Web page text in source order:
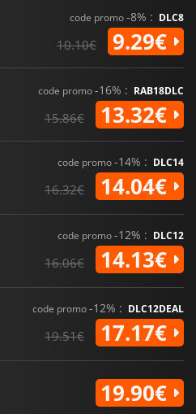
code promo-8% : DLC8
10.10€ 9.29€
code promo-16% : RAB18DLC
15.86€ 13.32€
code promo-14% : DLC14
16.32€ 14.04€
code promo-12% : DLC12
16.06€ 14.13€
code promo-12% : DLC12DEAL
19.51€ 17.17€
19.90€